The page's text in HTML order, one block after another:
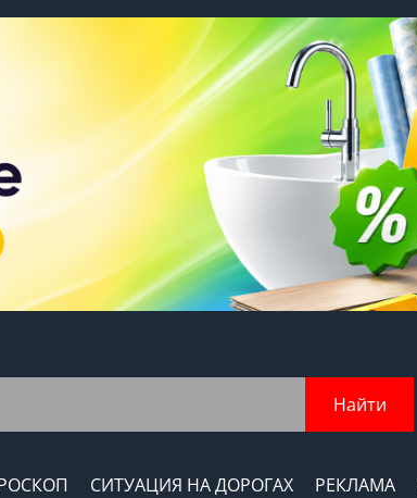
Найти
СИТУАЦИЯ НА ДОРОГАХ РЕКЛАМА